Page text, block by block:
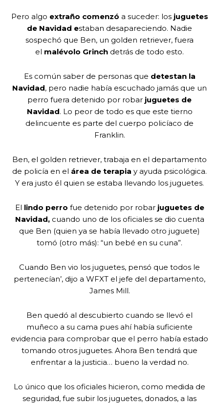
Pero algo extraño comenzó a suceder: los juguetes
de Navidad estaban desapareciendo. Nadie
sospechó que Ben, un golden retriever, fuera
el malévolo Grinch detrás de todo esto.
Es común saber de personas que detestan la
Navidad, pero nadie había escuchado jamás que un
perro fuera detenido por robar juguetes de
Navidad. Lo peor de todo es que este tierno
delincuente es parte del cuerpo policíaco de
Franklin.
Ben, el golden retriever, trabaja en el departamento
de policía en el área de terapia y ayuda psicológica.
Y era justo él quien se estaba llevando los juguetes.
El lindo perro fue detenido por robar juguetes de
Navidad,cuando uno de los oficiales se dio cuenta
que Ben (quien ya se había llevado otro juguete)
tomó (otro más): “un bebé en su cuna”.
Cuando Ben vio los juguetes, pensó que todos le
pertenecían’, dijo a WFXT el jefe del departamento,
James Mill.
Ben quedó al descubierto cuando se llevó el
muñeco a su cama pues ahí había suficiente
evidencia para comprobar que el perro había estado
tomando otros juguetes. Ahora Ben tendrá que
enfrentar a la justicia… bueno la verdad no.
Lo único que los oficiales hicieron, como medida de
seguridad, fue subir los juguetes, donados, a las